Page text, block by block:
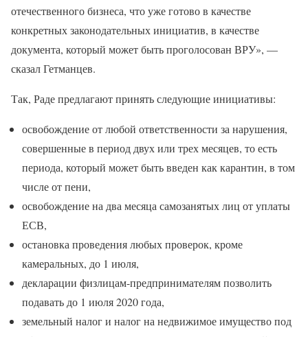
отечественного бизнеса, что уже готово в качестве
конкретных законодательных инициатив, в качестве
документа, который может быть проголосован ВРУ», —
сказал Гетманцев.
Так, Раде предлагают принять следующие инициативы:
освобождение от любой ответственности за нарушения,
совершенные в период двух или трех месяцев, то есть
периода, который может быть введен как карантин, в том
числе от пени,
освобождение на два месяца самозанятых лиц от уплаты
ЕСВ,
остановка проведения любых проверок, кроме
камеральных, до 1 июля,
декларации физлицам-предпринимателям позволить
подавать до 1 июля 2020 года,
земельный налог и налог на недвижимое имущество под